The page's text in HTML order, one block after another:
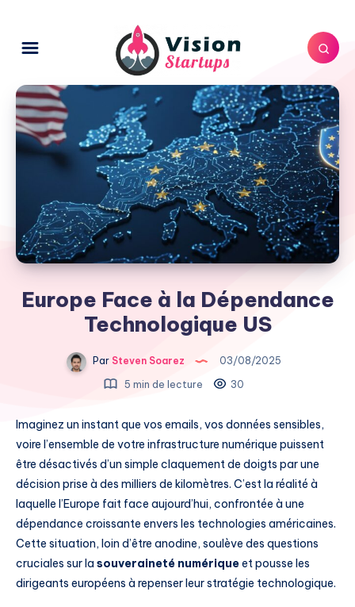
Europe Face à la Dépendance
Technologique US
ParSteven Soarez
03/08/2025
5 min de lecture
30
Imaginez un instant que vos emails, vos données sensibles,
voire l’ensemble de votre infrastructure numérique puissent
être désactivés d’un simple claquement de doigts par une
décision prise à des milliers de kilomètres. C’est la réalité à
laquelle l’Europe fait face aujourd’hui, confrontée à une
dépendance croissante envers les technologies américaines.
Cette situation, loin d’être anodine, soulève des questions
cruciales sur la souveraineté numériqueet pousse les
dirigeants européens à repenser leur stratégie technologique.